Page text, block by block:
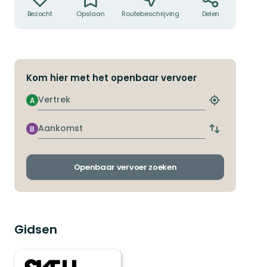
Bezocht Opslaan Routebeschrijving Delen
Kom hier met het openbaar vervoer
Vertrek
A
Zoek
halte
Aankomst
B
Wissel
en
Openbaar vervoer zoeken
Gidsen